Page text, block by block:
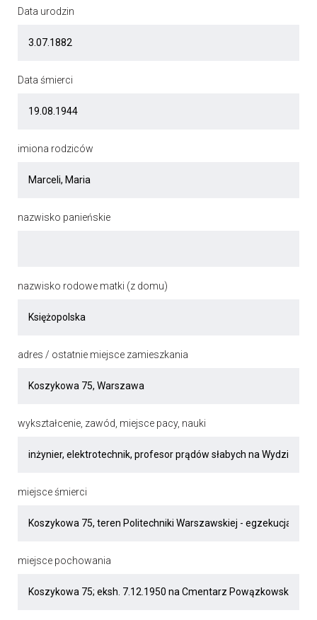
Data urodzin
Data śmierci
imiona rodziców
nazwisko panieńskie
nazwisko rodowe matki (z domu)
adres / ostatnie miejsce zamieszkania
wykształcenie, zawód, miejsce pacy, nauki
miejsce śmierci
miejsce pochowania